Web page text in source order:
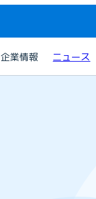
企業情報 ニュース